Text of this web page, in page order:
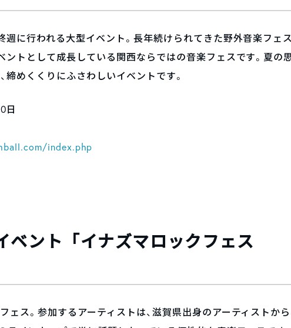
週に行われる大型イベント。長年続けられてきた野外音楽フェス
ントとして成長している関西ならではの音楽フェスです。夏の
締めくくりにふさわしいイベントです。
日
index.php
ベント「イナズマロックフェス
ェス。参加するアーティストは、滋賀県出身のアーティストから